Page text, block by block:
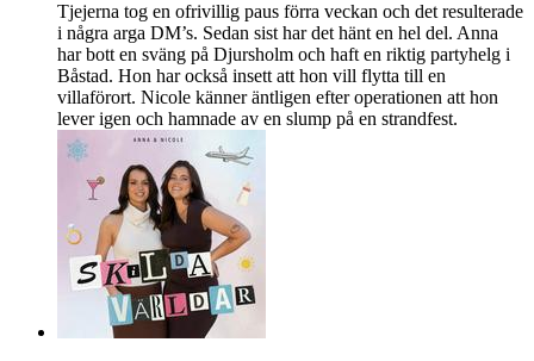
Tjejerna tog en ofrivillig paus förra veckan och det resulterade
i några arga DM’s. Sedan sist har det hänt en hel del. Anna
har bott en sväng på Djursholm och haft en riktig partyhelg i
Båstad. Hon har också insett att hon vill flytta till en
villaförort. Nicole känner äntligen efter operationen att hon
lever igen och hamnade av en slump på en strandfest.